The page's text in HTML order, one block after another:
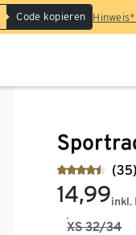
Code kopieren Hinweis*
(35)
14,99inkl.
XS 32/34